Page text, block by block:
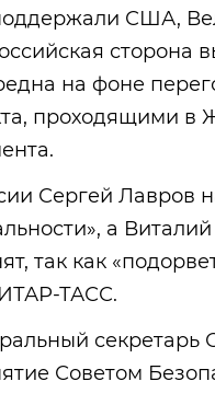
США,
сторона
на фоне
проходящими в
Сергей Лавров
а
так как
ТАСС.
Советом